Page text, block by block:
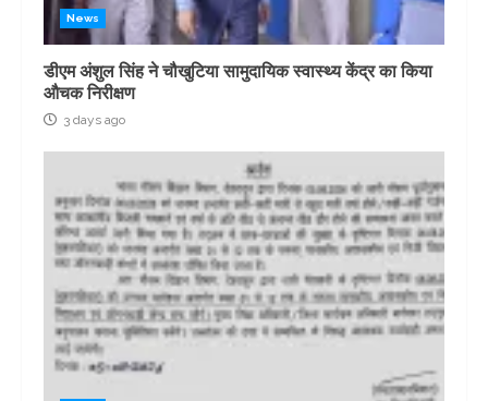
News
डीएम अंशुल सिंह ने चौखुटिया सामुदायिक स्वास्थ्य केंद्र का किया
औचक निरीक्षण
3 days ago